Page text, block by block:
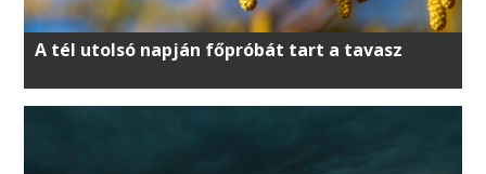
A tél utolsó napján főpróbát tart a tavasz